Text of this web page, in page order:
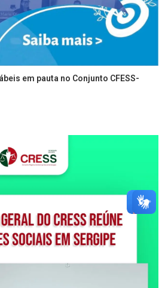
em pauta no Conjunto CFESS-